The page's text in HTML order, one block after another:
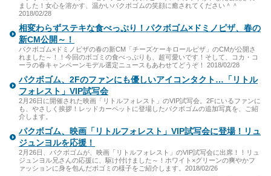
ました！女心を溶かす、温かいパクボゴムの笑顔に癒されてください＾＾
2018/02/28
相変わらずステキな食べっぷり！パクボゴム×ドミノピザ、春の
新CM公開～！
パクボゴム×ドミノピザの春の新CM「チーズケーキロールピザ」のCMが公開さ
れました～！！今回のボゴミの食べっぷりも、超可愛いです！そして、コカ・コ
ーラの春キャンペーンモデル選定ニュースもあわせてどうぞ！ 2018/02/28
パクボゴム、2Fのファンにも優しいアイコンタクト…「リトル
フォレスト」VIP試写会
2月26日に開催された映画「リトルフォレスト」のVIP試写会。2Fにいるファンに
も、やさしく挨拶！レッドカーペットに登場したパクボゴムの追加写真を、ご紹
介します。
パクボゴム、映画「リトルフォレスト」VIP試写会に登場！リュ
ジュンヨルを応援！
2月26日、パクボゴムが、映画「リトルフォレスト」のVIP試写会に出席！！リュ
ジュンヨル兄さんの応援に、駆け付けました～！ホワイト×グリーンの爽やかフ
ァッションに身を包んだボゴミの様子をご紹介します。2018/02/26